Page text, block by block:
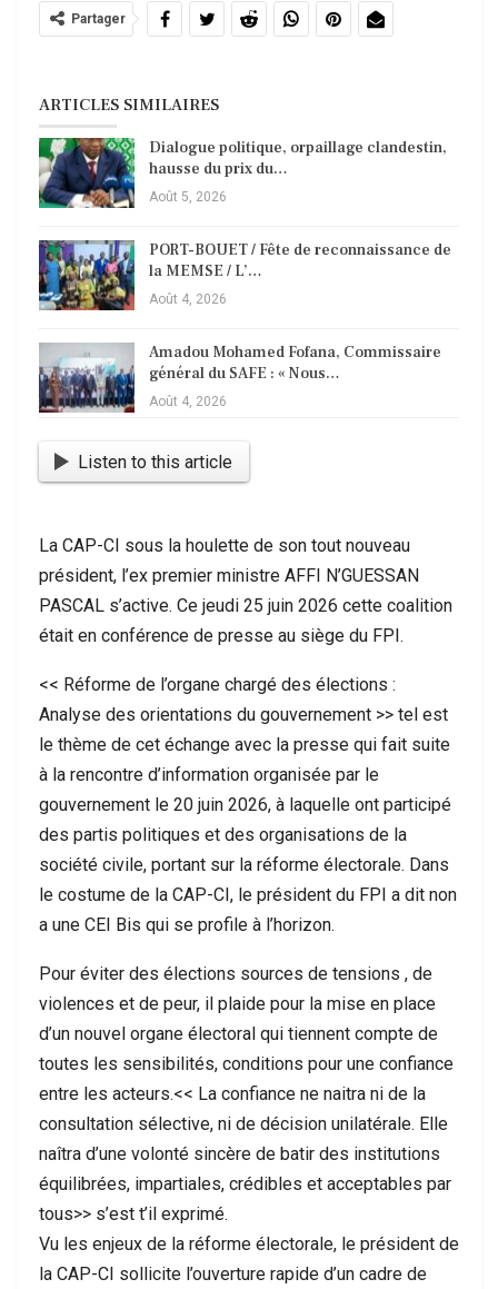
Partager
ARTICLES SIMILAIRES
Dialogue politique, orpaillage clandestin,
hausse du prix du…
Août 5, 2026
PORT-BOUET / Fête de reconnaissance de
la MEMSE / L’…
Août 4, 2026
Amadou Mohamed Fofana, Commissaire
général du SAFE : « Nous…
Août 4, 2026
Listen to this article
La CAP-CI sous la houlette de son tout nouveau
président, l’ex premier ministre AFFI N’GUESSAN
PASCAL s’active. Ce jeudi 25 juin 2026 cette coalition
était en conférence de presse au siège du FPI.
<< Réforme de l’organe chargé des élections :
Analyse des orientations du gouvernement >> tel est
le thème de cet échange avec la presse qui fait suite
à la rencontre d’information organisée par le
gouvernement le 20 juin 2026, à laquelle ont participé
des partis politiques et des organisations de la
société civile, portant sur la réforme électorale. Dans
le costume de la CAP-CI, le président du FPI a dit non
a une CEI Bis qui se profile à l’horizon.
Pour éviter des élections sources de tensions , de
violences et de peur, il plaide pour la mise en place
d’un nouvel organe électoral qui tiennent compte de
toutes les sensibilités, conditions pour une confiance
entre les acteurs.<< La confiance ne naitra ni de la
consultation sélective, ni de décision unilatérale. Elle
naîtra d’une volonté sincère de batir des institutions
équilibrées, impartiales, crédibles et acceptables par
tous>> s’est t’il exprimé.
Vu les enjeux de la réforme électorale, le président de
la CAP-CI sollicite l’ouverture rapide d’un cadre de